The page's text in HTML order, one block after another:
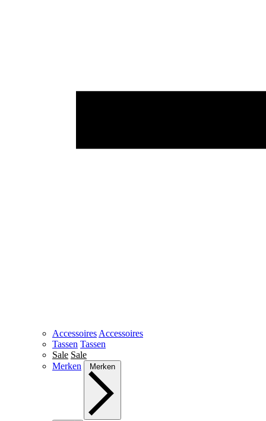
Accessoires Accessoires
Tassen Tassen
Sale Sale
Merken
Merken